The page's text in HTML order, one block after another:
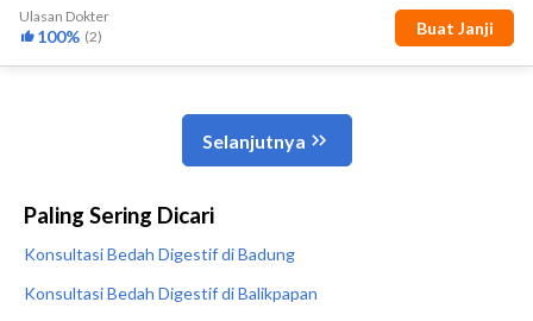
Paling Sering Dicari
Konsultasi Bedah Digestif di Badung
Konsultasi Bedah Digestif di Balikpapan